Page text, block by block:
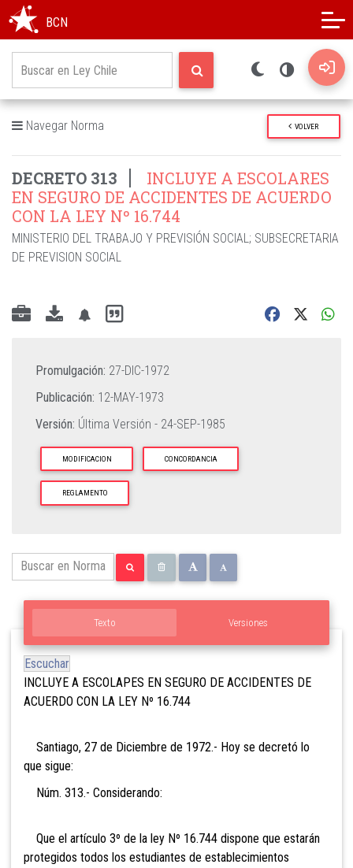
BCN
Navegar Norma VOLVER
DECRETO 313
INCLUYE A ESCOLARES
EN SEGURO DE ACCIDENTES DE ACUERDO
CON LA LEY Nº 16.744
MINISTERIO DEL TRABAJO Y PREVISIÓN SOCIAL; SUBSECRETARIA
DE PREVISION SOCIAL
Promulgación: 27-DIC-1972
Publicación: 12-MAY-1973
Versión: Última Versión - 24-SEP-1985
MODIFICACION CONCORDANCIA
REGLAMENTO
Texto Versiones
Escuchar
INCLUYE A ESCOLAPES EN SEGURO DE ACCIDENTES DE
ACUERDO CON LA LEY Nº 16.744
Santiago, 27 de Diciembre de 1972.- Hoy se decretó lo
que sigue:
Núm. 313.- Considerando:
Que el artículo 3º de la ley Nº 16.744 dispone que estarán
protegidos todos los estudiantes de establecimientos